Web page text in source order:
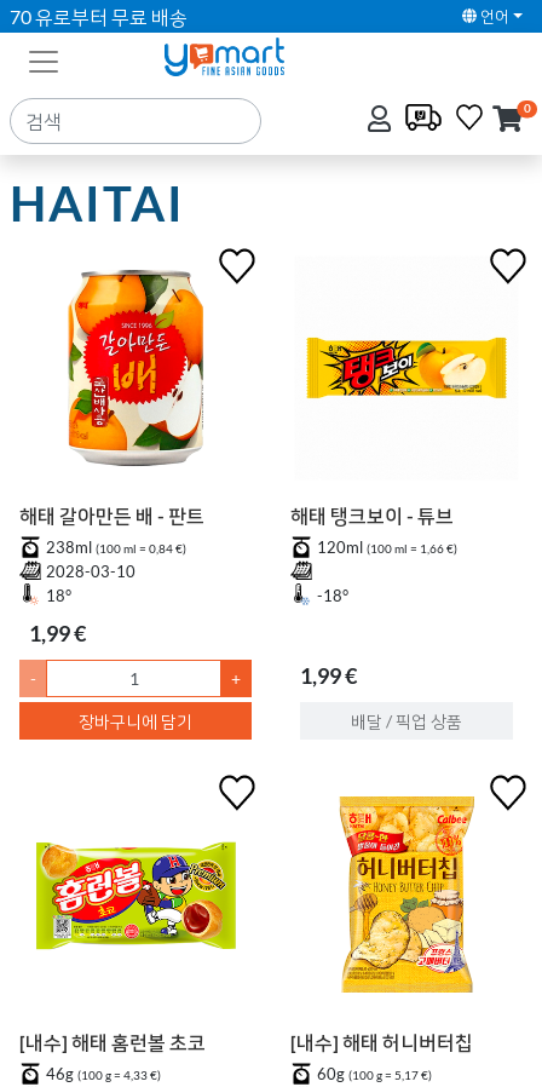
70 유로부터 무료 배송 언어
0
HAITAI
해태 갈아만든 배 - 판트
238ml (100 ml = 0,84 €)
2028-03-10
18°
1,99 €
- +
장바구니에 담기
해태 탱크보이 - 튜브
120ml (100 ml = 1,66 €)
-18°
1,99 €
배달 / 픽업 상품
[내수] 해태 홈런볼 초코
46g (100 g = 4,33 €)
[내수] 해태 허니버터칩
60g (100 g = 5,17 €)